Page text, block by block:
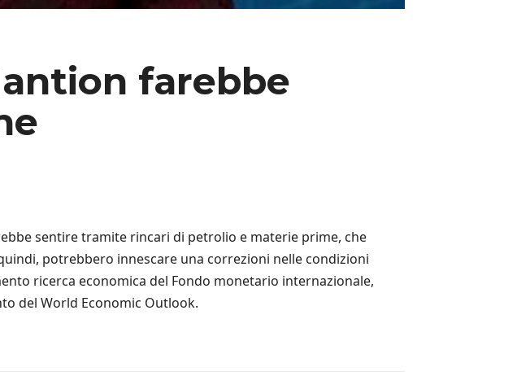
farebbe
sentire tramite rincari di petrolio e materie prime, che
potrebbero innescare una correzioni nelle condizioni
ricerca economica del Fondo monetario internazionale,
del World Economic Outlook.